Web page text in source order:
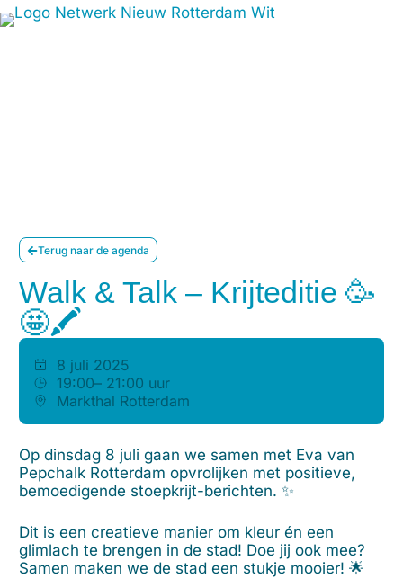
Terug naar de agenda
Walk & Talk – Krijteditie 🥳
🤩🖍
8 juli 2025
19:00– 21:00 uur
Markthal Rotterdam
Op dinsdag 8 juli gaan we samen met Eva van
Pepchalk Rotterdam opvrolijken met positieve,
bemoedigende stoepkrijt-berichten. ✨
Dit is een creatieve manier om kleur én een
glimlach te brengen in de stad! Doe jij ook mee?
Samen maken we de stad een stukje mooier! 🌟